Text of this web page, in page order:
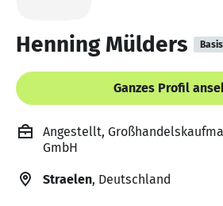
Henning Mülders Basis
Ganzes Profil
Angestellt,
GmbH
Straelen, Deutschland